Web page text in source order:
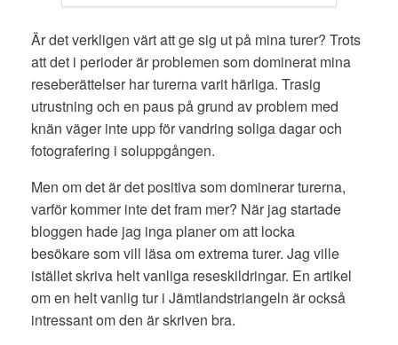
Är det verkligen värt att ge sig ut på mina turer? Trots
att det i perioder är problemen som dominerat mina
reseberättelser har turerna varit härliga. Trasig
utrustning och en paus på grund av problem med
knän väger inte upp för vandring soliga dagar och
fotografering i soluppgången.
Men om det är det positiva som dominerar turerna,
varför kommer inte det fram mer? När jag startade
bloggen hade jag inga planer om att locka
besökare som vill läsa om extrema turer. Jag ville
istället skriva helt vanliga reseskildringar. En artikel
om en helt vanlig tur i Jämtlandstriangeln är också
intressant om den är skriven bra.